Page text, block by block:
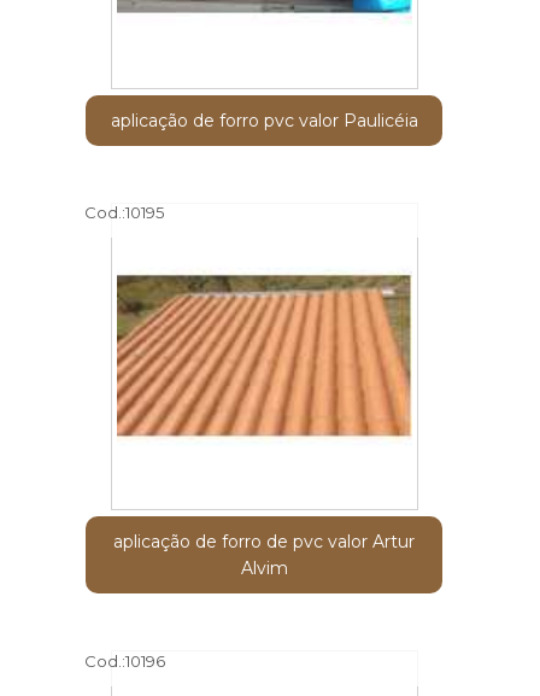
aplicação de forro pvc valor Paulicéia
Cod.:10195
aplicação de forro de pvc valor Artur
Alvim
Cod.:10196